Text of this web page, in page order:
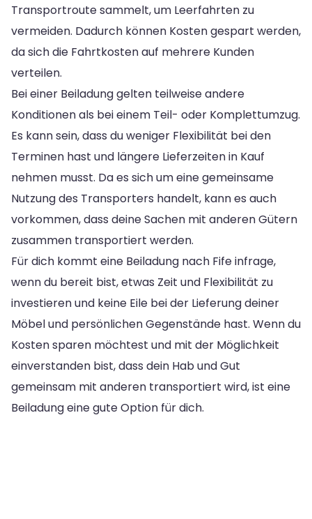
Transportroute sammelt, um Leerfahrten zu
vermeiden. Dadurch können Kosten gespart werden,
da sich die Fahrtkosten auf mehrere Kunden
verteilen.
Bei einer Beiladung gelten teilweise andere
Konditionen als bei einem Teil- oder Komplettumzug.
Es kann sein, dass du weniger Flexibilität bei den
Terminen hast und längere Lieferzeiten in Kauf
nehmen musst. Da es sich um eine gemeinsame
Nutzung des Transporters handelt, kann es auch
vorkommen, dass deine Sachen mit anderen Gütern
zusammen transportiert werden.
Für dich kommt eine Beiladung nach Fife infrage,
wenn du bereit bist, etwas Zeit und Flexibilität zu
investieren und keine Eile bei der Lieferung deiner
Möbel und persönlichen Gegenstände hast. Wenn du
Kosten sparen möchtest und mit der Möglichkeit
einverstanden bist, dass dein Hab und Gut
gemeinsam mit anderen transportiert wird, ist eine
Beiladung eine gute Option für dich.